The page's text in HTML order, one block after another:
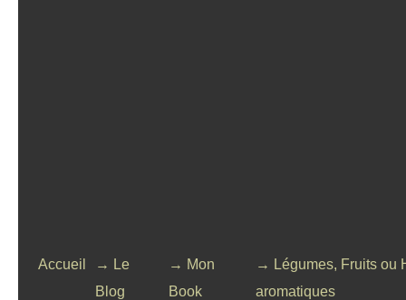
Accueil
→ Le
Blog
→ Mon
Book
→ Légumes, Fruits ou
aromatiques